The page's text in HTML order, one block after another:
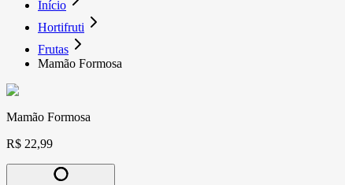
Início
Hortifruti
Frutas
Mamão Formosa
Mamão Formosa
R$ 22,99